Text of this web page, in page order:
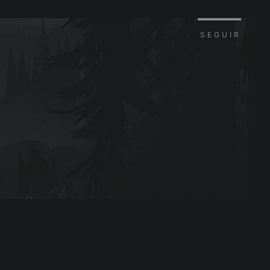
SEGUIR